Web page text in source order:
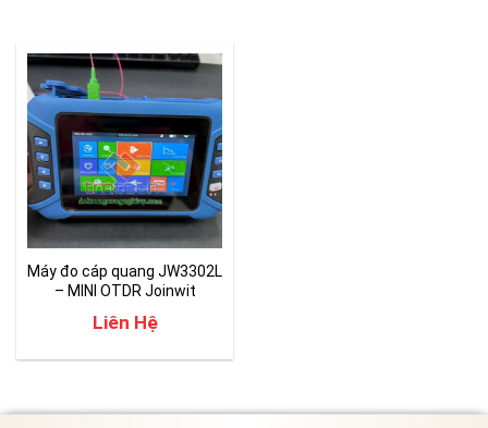
Máy đo cáp quang JW3302L
– MINI OTDR Joinwit
Liên Hệ